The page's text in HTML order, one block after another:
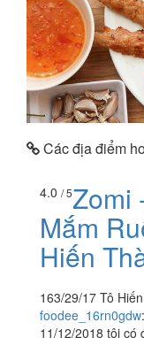
Các địa điểm
4.0 / 5Zomi
Mắm
Hiến
163/29/17 Tô
foodee_16rn0gdw:
11/12/2018 tôi có